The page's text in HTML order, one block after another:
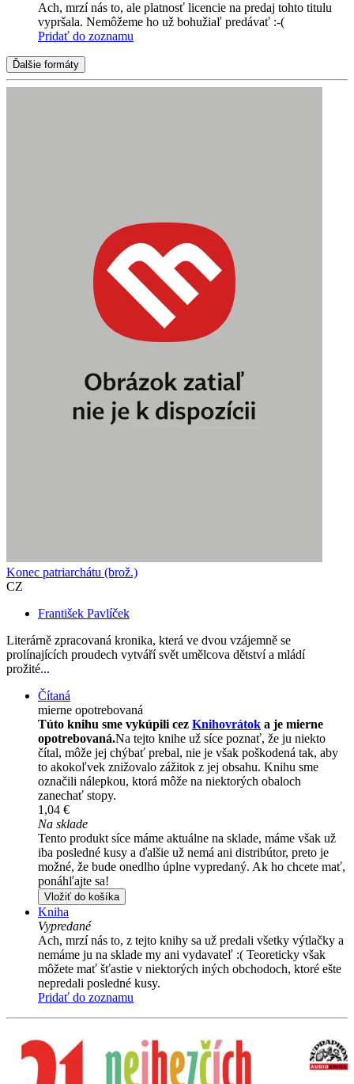
Ach, mrzí nás to, ale platnosť licencie na predaj tohto titulu
vypršala. Nemôžeme ho už bohužiaľ predávať :-(
Pridať do zoznamu
Ďalšie formáty
Konec patriarchátu (brož.)
CZ
František Pavlíček
Literárně zpracovaná kronika, která ve dvou vzájemně se
prolínajících proudech vytváří svět umělcova dětství a mládí
prožité...
Čítaná
mierne opotrebovaná
Túto knihu sme vykúpili cez Knihovrátok a je mierne
opotrebovaná.Na tejto knihe už síce poznať, že ju niekto
čítal, môže jej chýbať prebal, nie je však poškodená tak, aby
to akokoľvek znižovalo zážitok z jej obsahu. Knihu sme
označili nálepkou, ktorá môže na niektorých obaloch
zanechať stopy.
1,04 €
Na sklade
Tento produkt síce máme aktuálne na sklade, máme však už
iba posledné kusy a ďalšie už nemá ani distribútor, preto je
možné, že bude onedlho úplne vypredaný. Ak ho chcete mať,
ponáhľajte sa!
Vložiť do košíka
Kniha
Vypredané
Ach, mrzí nás to, z tejto knihy sa už predali všetky výtlačky a
nemáme ju na sklade my ani vydavateľ :( Teoreticky však
môžete mať šťastie v niektorých iných obchodoch, ktoré ešte
nepredali posledné kusy.
Pridať do zoznamu